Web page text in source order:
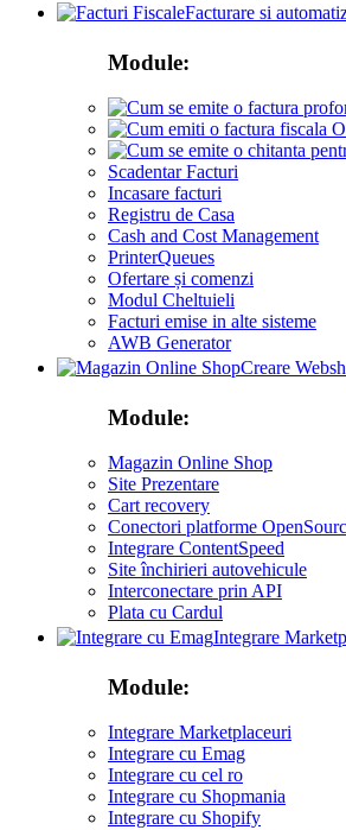
Facturare si
Module:
Scadentar Facturi
Incasare facturi
Registru de Casa
Cash and Cost Management
PrinterQueues
Ofertare și comenzi
Modul Cheltuieli
Facturi emise in alte sisteme
AWB Generator
Creare
Module:
Magazin Online Shop
Site Prezentare
Cart recovery
Conectori platforme
Integrare ContentSpeed
Site închirieri autovehicule
Interconectare prin API
Plata cu Cardul
Integrare
Module:
Integrare Marketplaceuri
Integrare cu Emag
Integrare cu cel ro
Integrare cu Shopmania
Integrare cu Shopify